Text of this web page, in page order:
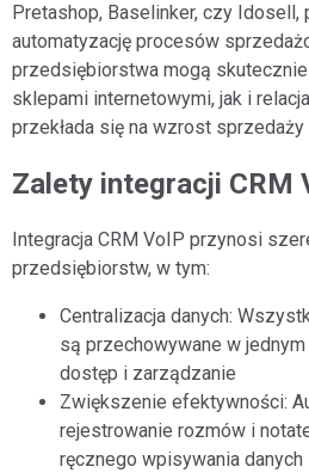
Pretashop, Baselinker, czy Idosell,
automatyzację procesów
przedsiębiorstwa mogą
sklepami internetowymi, jak i
przekłada się na wzrost
Zalety integracji CRM
Integracja CRM VoIP przynosi
przedsiębiorstw, w tym:
Centralizacja danych:
są przechowywane w jednym
dostęp i zarządzanie
Zwiększenie efektywności:
rejestrowanie rozmów i
ręcznego wpisywania danych